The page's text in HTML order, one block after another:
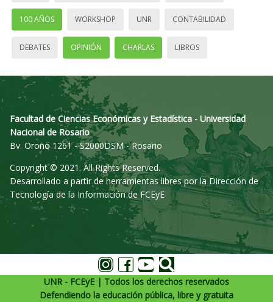
100 AÑOS WORKSHOP UNR CONTABILIDAD
DEBATES OPINIÓN CHARLAS LIBROS
Facultad de Ciencias Económicas y Estadística - Universidad
Nacional de Rosario
Bv. Oroño 1261 - S2000DSM - Rosario
Copyright © 2021. All Rights Reserved.
Desarrollado a partir de herramientas libres por la Dirección de
Tecnología de la Información de FCEyE
UNR - FCEyE | Todos los derechos reservados
Defendiendo la educación pública, libre y gratuita